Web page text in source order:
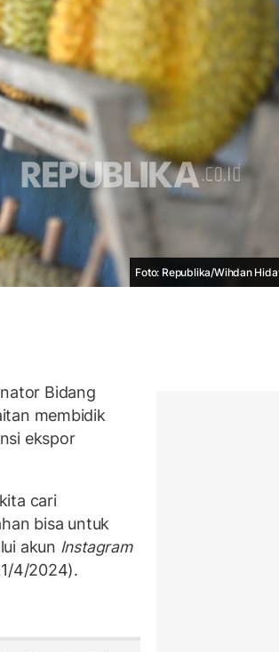
Foto: Republika/Wihdan
Bidang
membidik
ekspor
cari
bisa untuk
akun Instagram
4/2024).